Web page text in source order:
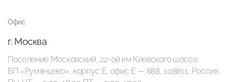
Офис
г. Москва
Поселение Московский, 22-ой км Киевского шоссе,
БП «Румянцево», корпус Е, офис E — 888, 108811, Россия.